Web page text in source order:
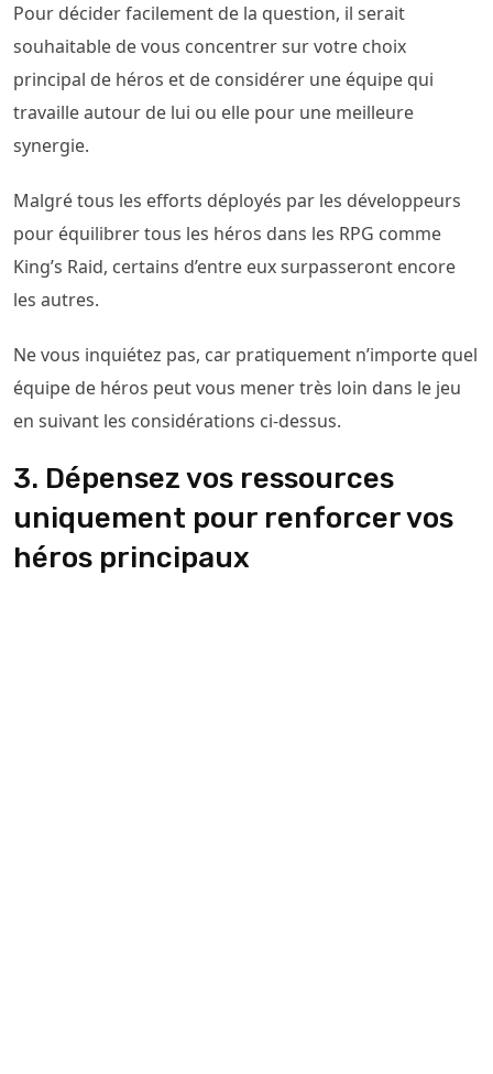
Pour décider facilement de la question, il serait
souhaitable de vous concentrer sur votre choix
principal de héros et de considérer une équipe qui
travaille autour de lui ou elle pour une meilleure
synergie.
Malgré tous les efforts déployés par les développeurs
pour équilibrer tous les héros dans les RPG comme
King’s Raid, certains d’entre eux surpasseront encore
les autres.
Ne vous inquiétez pas, car pratiquement n’importe quel
équipe de héros peut vous mener très loin dans le jeu
en suivant les considérations ci-dessus.
3. Dépensez vos ressources
uniquement pour renforcer vos
héros principaux